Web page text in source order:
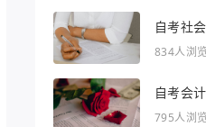
自考社
834人浏览
自考会
795人浏览